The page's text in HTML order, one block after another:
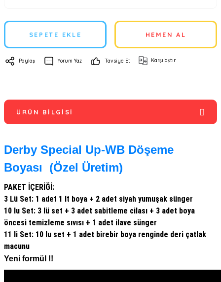
SEPETE EKLE HEMEN AL
Paylaş Yorum Yaz Tavsiye Et Karşılaştır
ÜRÜN BILGISI
Derby Special Up-WB Döşeme
Boyası (Özel Üretim)
PAKET İÇERİĞİ:
3 Lü Set: 1 adet 1 lt boya + 2 adet siyah yumuşak sünger
10 lu Set: 3 lü set + 3 adet sabitleme cilası + 3 adet boya
öncesi temizleme sıvısı + 1 adet ilave sünger
11 li Set: 10 lu set + 1 adet birebir boya renginde deri çatlak
macunu
Yeni formül !!